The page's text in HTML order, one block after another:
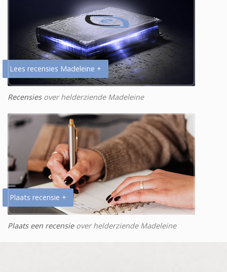
Lees recensies Madeleine +
Recensiesover helderziende Madeleine
Plaats recensie +
Plaats een recensieover helderziende Madeleine